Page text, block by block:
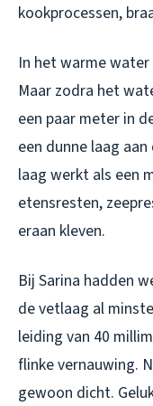
kookprocessen,
In het warme
Maar zodra het
een paar meter in
een dunne laag
laag werkt als een
etensresten,
eraan kleven.
Bij Sarina hadden
de vetlaag al
leiding van 40
flinke vernauwing.
gewoon dicht.